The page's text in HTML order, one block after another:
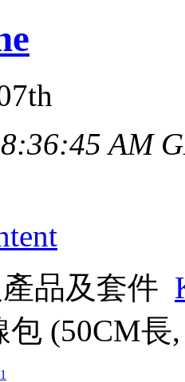
AM
品及套件
包 (50CM長